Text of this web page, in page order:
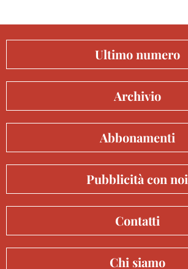
Ultimo numero
Archivio
Abbonamenti
Pubblicità con noi
Contatti
Chi siamo